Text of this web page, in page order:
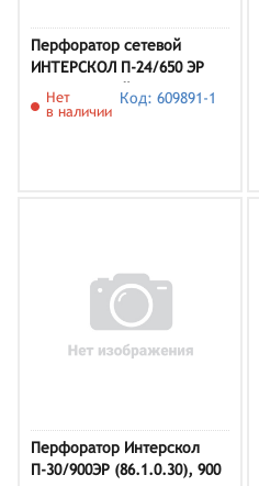
Перфоратор сетевой
ИНТЕРСКОЛ П-24/650 ЭР
428.3.2.00 кейс
Нет
в наличии
Код: 609891-1
Перфоратор Интерскол
П-30/900ЭР (86.1.0.30), 900